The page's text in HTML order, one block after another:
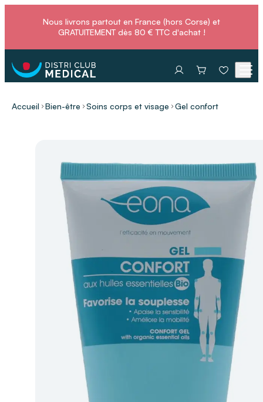
Nous livrons partout en France (hors Corse) et
GRATUITEMENT dès 80 € TTC d'achat !
Accueil Bien-être Soins corps et visage Gel confort